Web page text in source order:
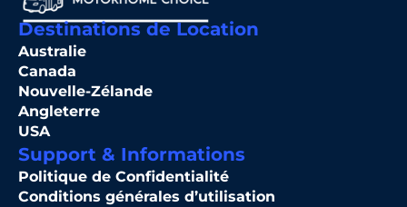
Destinations de Location
Australie
Canada
Nouvelle-Zélande
Angleterre
USA
Support & Informations
Politique de Confidentialité
Conditions générales d’utilisation